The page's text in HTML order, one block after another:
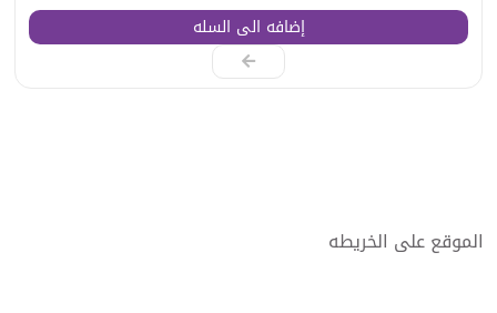
إضافه الى السله
الموقع على الخريطه